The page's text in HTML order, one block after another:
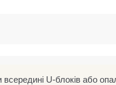
U-блоків або